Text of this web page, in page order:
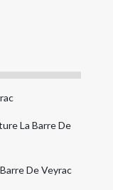
La Barre De
De Veyrac